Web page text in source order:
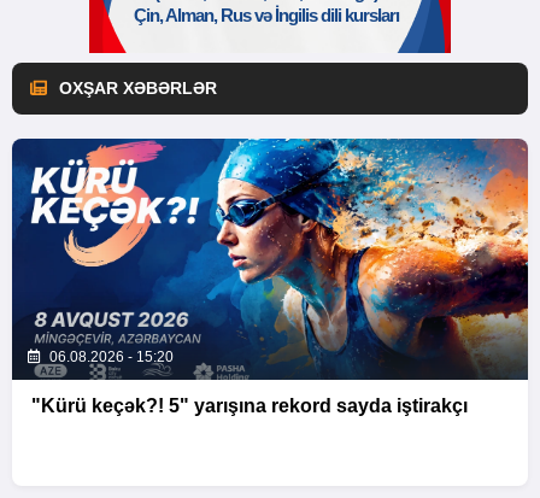
OXŞAR XƏBƏRLƏR
06.08.2026 - 15:20
"Kürü keçək?! 5" yarışına rekord sayda iştirakçı